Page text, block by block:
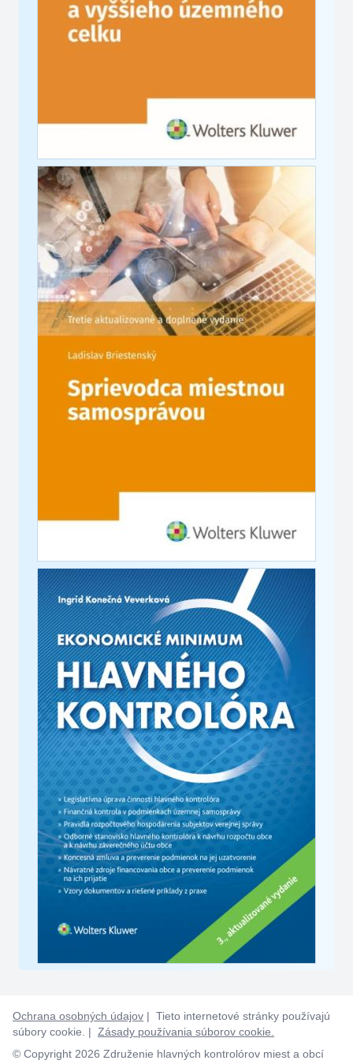
Ochrana osobných údajov | Tieto internetové stránky používajú
súbory cookie. | Zásady používania súborov cookie.
© Copyright 2026 Združenie hlavných kontrolórov miest a obcí